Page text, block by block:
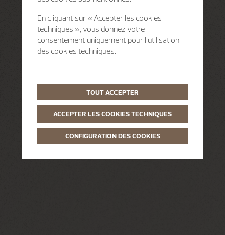
En cliquant sur « Accepter les cookies
techniques », vous donnez votre
consentement uniquement pour l’utilisation
des cookies techniques.
TOUT ACCEPTER
ACCEPTER LES COOKIES TECHNIQUES
CONFIGURATION DES COOKIES